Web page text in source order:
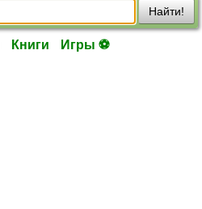
Найти!
Книги Игры ⚽